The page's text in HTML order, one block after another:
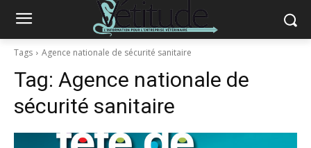
Tags Agence nationale de sécurité sanitaire
Tag: Agence nationale de
sécurité sanitaire